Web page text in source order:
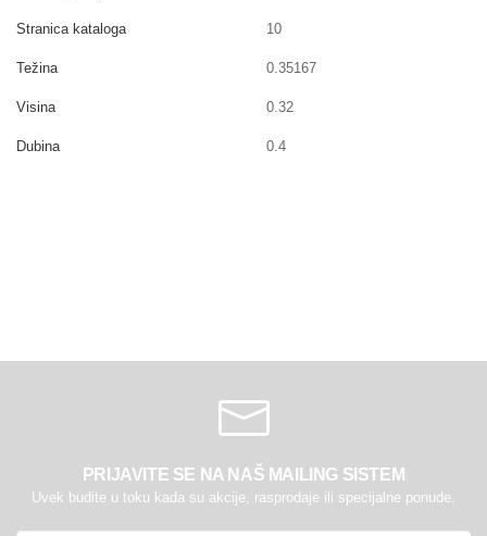
Stranica kataloga 10
Težina 0.35167
Visina 0.32
Dubina 0.4
PRIJAVITE SE NA NAŠ MAILING SISTEM
Uvek budite u toku kada su akcije, rasprodaje ili specijalne ponude.